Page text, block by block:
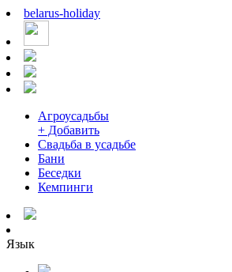
belarus-holiday
Агроусадьбы
+ Добавить
Свадьба в усадьбе
Бани
Беседки
Кемпинги
Язык